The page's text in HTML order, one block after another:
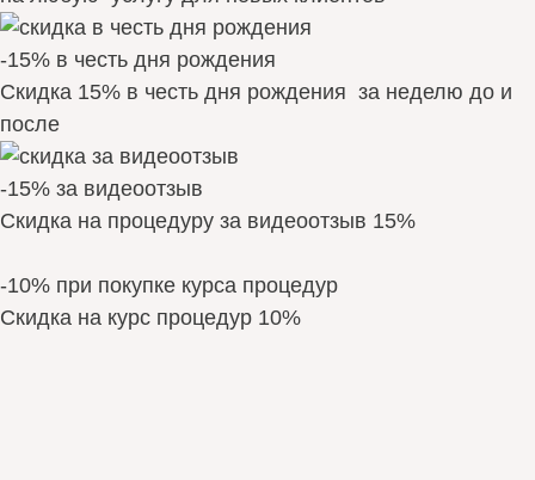
-15% в честь дня рождения
Скидка 15% в честь дня рождения за неделю до и
после
-15% за видеоотзыв
Скидка на процедуру за видеоотзыв 15%
-10% при покупке курса процедур
Скидка на курс процедур 10%